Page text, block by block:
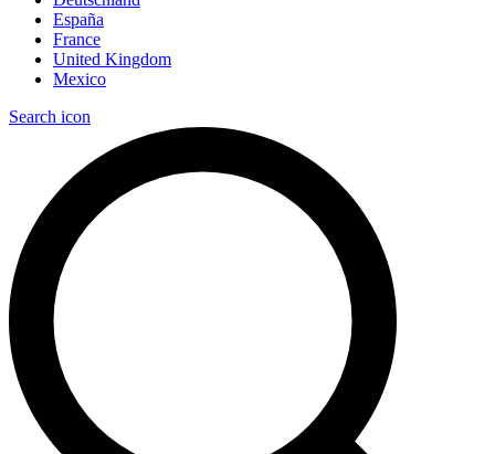
España
France
United Kingdom
Mexico
Search icon